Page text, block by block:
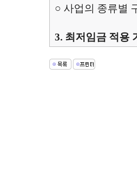
○ 사업의 종류별
3. 최저임금 적용